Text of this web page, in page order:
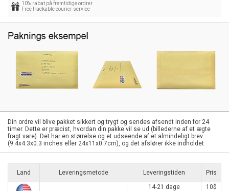
10% rabat på fremtidige ordrer
Free trackable courier service
Din ordre vil blive pakket sikkert og trygt og sendes afsendt inden for 24
timer. Dette er præcist, hvordan din pakke vil se ud (billederne af et ægte
fragt vare). Det har en størrelse og et udseende af et almindeligt brev
(9.4x4.3x0.3 inches eller 24x11x0.7cm), og det afslører ikke indholdet
Land Leveringsmetode Leveringstiden
Pris
14-21 dage
10$